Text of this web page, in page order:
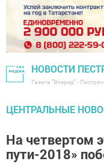
НОВОСТИ
Газета "Вперед" -
ЦЕНТРАЛЬНЫЕ
На четвертом
пути-2018»